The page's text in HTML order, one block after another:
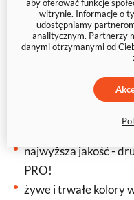
dostosowanych do
tego, czy masz
czy artystyczne
piękne foto-odbitki,
najwyższa jakość -
PRO!
żywe i trwałe kolory
aby oferować funkcje
witrynie. Informacje o
udostępniamy
analitycznym. Partnerzy
danymi otrzymanymi od